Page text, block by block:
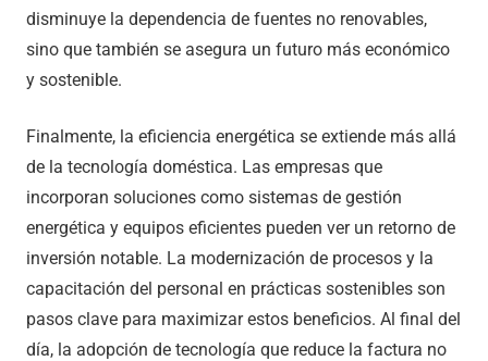
disminuye la dependencia de fuentes no renovables,
sino que también se asegura un futuro más económico
y sostenible.
Finalmente, la eficiencia energética se extiende más allá
de la tecnología doméstica. Las empresas que
incorporan soluciones como sistemas de gestión
energética y equipos eficientes pueden ver un retorno de
inversión notable. La modernización de procesos y la
capacitación del personal en prácticas sostenibles son
pasos clave para maximizar estos beneficios. Al final del
día, la adopción de tecnología que reduce la factura no